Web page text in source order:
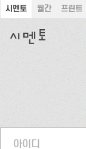
시멘토 월간 프린트
아이디